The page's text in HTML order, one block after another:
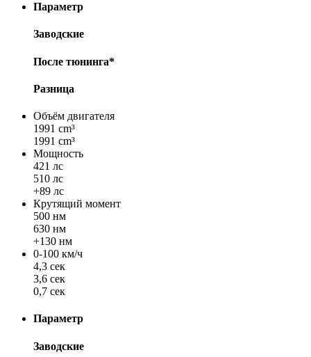
Параметр
Заводские
После тюнинга*
Разница
Объём двигателя
1991 cm³
1991 cm³
Мощность
421 лс
510 лс
+89 лс
Крутящий момент
500 нм
630 нм
+130 нм
0-100 км/ч
4,3 сек
3,6 сек
0,7 сек
Параметр
Заводские